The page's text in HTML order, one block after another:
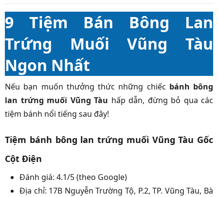
9 Tiệm Bán Bông Lan
Trứng Muối Vũng Tàu
Ngon Nhất
Nếu bạn muốn thưởng thức những chiếc bánh bông
lan trứng muối Vũng Tàu hấp dẫn, đừng bỏ qua các
tiệm bánh nổi tiếng sau đây!
Tiệm bánh bông lan trứng muối Vũng Tàu Gốc
Cột Điện
Đánh giá: 4.1/5 (theo Google)
Địa chỉ: 17B Nguyễn Trường Tộ, P.2, TP. Vũng Tàu, Bà